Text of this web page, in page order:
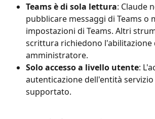
Teams è di sola lettura: Claude
pubblicare messaggi di Teams o
impostazioni di Teams. Altri
scrittura richiedono l'abilitazione
amministratore.
Solo accesso a livello utente:
autenticazione dell'entità
supportato.